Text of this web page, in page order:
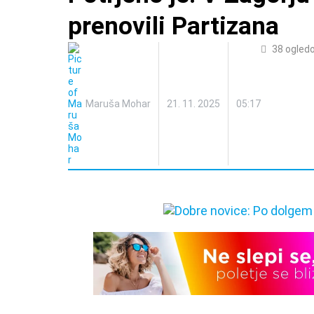
prenovili Partizana
Maruša Mohar 21. 11. 2025 05:17
38